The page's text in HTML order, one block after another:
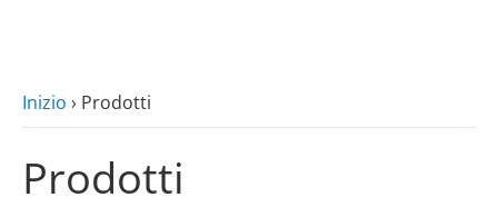
zum Hauptinhalt
Inizio › Prodotti
Prodotti